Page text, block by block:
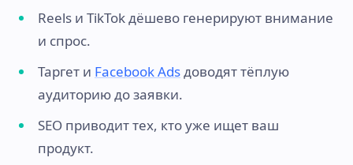
Reels и TikTok дёшево генерируют внимание
и спрос.
Таргет и Facebook Adsдоводят тёплую
аудиторию до заявки.
SEO приводит тех, кто уже ищет ваш
продукт.